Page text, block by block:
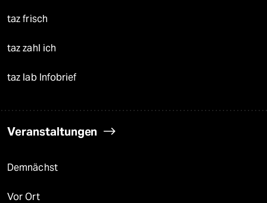
taz frisch
taz zahl ich
taz lab Infobrief
Veranstaltungen
Demnächst
Vor Ort